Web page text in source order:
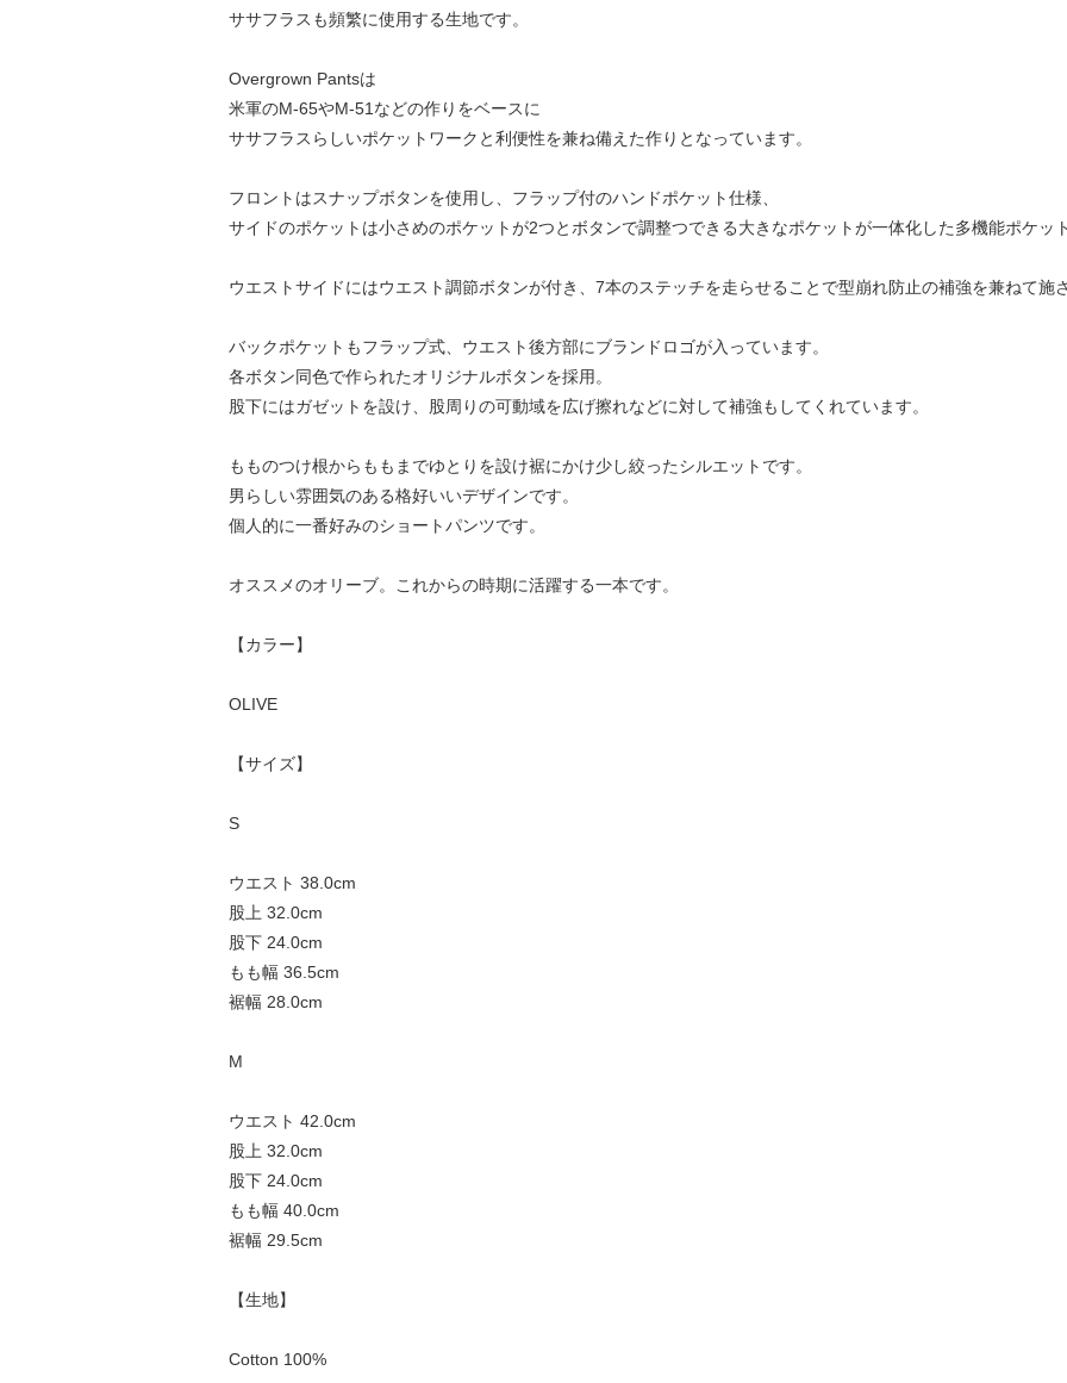
ササフラスも頻繁に使用する生地です。
Overgrown Pantsは
米軍のM-65やM-51などの作りをベースに
ササフラスらしいポケットワークと利便性を兼ね備えた作りとなっています。
フロントはスナップボタンを使用し、フラップ付のハンドポケット仕様、
サイドのポケットは小さめのポケットが2つとボタンで調整つできる大きなポケットが一体化した多機能ポケッ
ウエストサイドにはウエスト調節ボタンが付き、7本のステッチを走らせることで型崩れ防止の補強を兼ねて施
バックポケットもフラップ式、ウエスト後方部にブランドロゴが入っています。
各ボタン同色で作られたオリジナルボタンを採用。
股下にはガゼットを設け、股周りの可動域を広げ擦れなどに対して補強もしてくれています。
もものつけ根からももまでゆとりを設け裾にかけ少し絞ったシルエットです。
男らしい雰囲気のある格好いいデザインです。
個人的に一番好みのショートパンツです。
オススメのオリーブ。これからの時期に活躍する一本です。
【カラー】
OLIVE
【サイズ】
S
ウエスト 38.0cm
股上 32.0cm
股下 24.0cm
もも幅 36.5cm
裾幅 28.0cm
M
ウエスト 42.0cm
股上 32.0cm
股下 24.0cm
もも幅 40.0cm
裾幅 29.5cm
【生地】
Cotton 100%